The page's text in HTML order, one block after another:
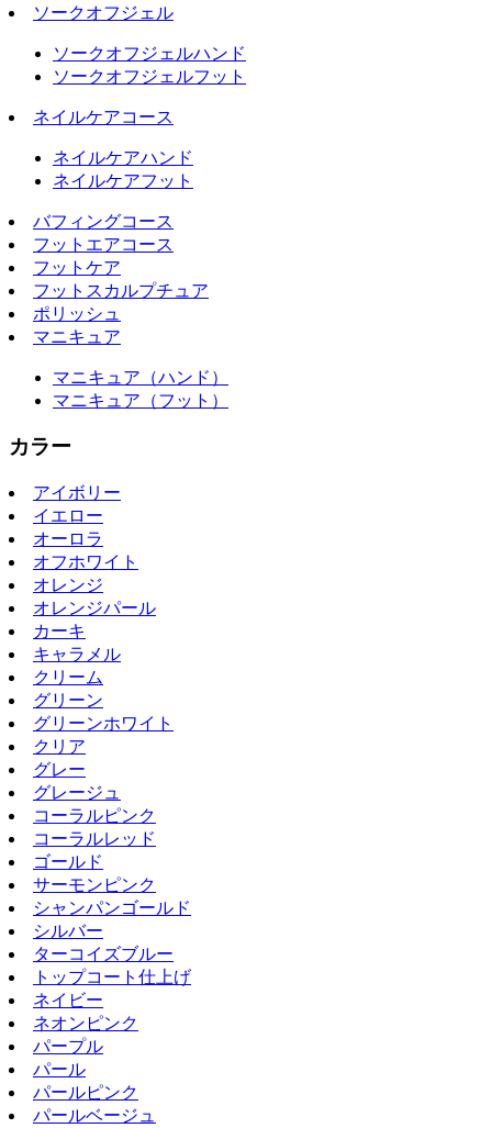
ソークオフジェル
ソークオフジェルハンド
ソークオフジェルフット
ネイルケアコース
ネイルケアハンド
ネイルケアフット
バフィングコース
フットエアコース
フットケア
フットスカルプチュア
ポリッシュ
マニキュア
マニキュア（ハンド）
マニキュア（フット）
カラー
アイボリー
イエロー
オーロラ
オフホワイト
オレンジ
オレンジパール
カーキ
キャラメル
クリーム
グリーン
グリーンホワイト
クリア
グレー
グレージュ
コーラルピンク
コーラルレッド
ゴールド
サーモンピンク
シャンパンゴールド
シルバー
ターコイズブルー
トップコート仕上げ
ネイビー
ネオンピンク
パープル
パール
パールピンク
パールベージュ